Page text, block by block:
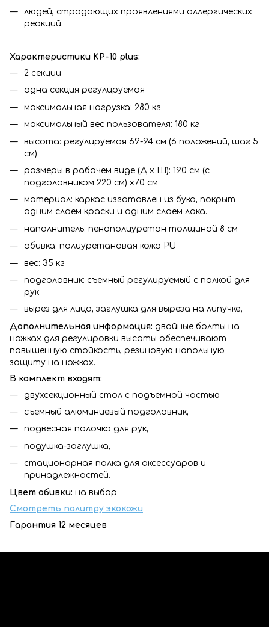
людей, страдающих проявлениями аллергических
реакций.
Характеристики KP-10 plus:
2 секции
одна секция регулируемая
максимальная нагрузка: 280 кг
максимальный вес пользователя: 180 кг
высота: регулируемая 69-94 см (6 положений, шаг 5
см)
размеры в рабочем виде (Д x Ш): 190 см (с
подголовником 220 см) x70 см
материал: каркас изготовлен из бука, покрыт
одним слоем краски и одним слоем лака.
наполнитель: пенополиуретан толщиной 8 см
обивка: полиуретановая кожа PU
вес: 35 кг
подголовник: съемный регулируемый с полкой для
рук
вырез для лица, заглушка для выреза на липучке;
Дополнительная информация: двойные болты на
ножках для регулировки высоты обеспечивают
повышенную стойкость, резиновую напольную
защиту на ножках.
В комплект входят:
двухсекционный стол с подъемной частью
съемный алюминиевый подголовник,
подвесная полочка для рук,
подушка-заглушка,
стационарная полка для аксессуаров и
принадлежностей.
Цвет обивки: на выбор
Смотреть палитру экокожи
Гарантия 12 месяцев